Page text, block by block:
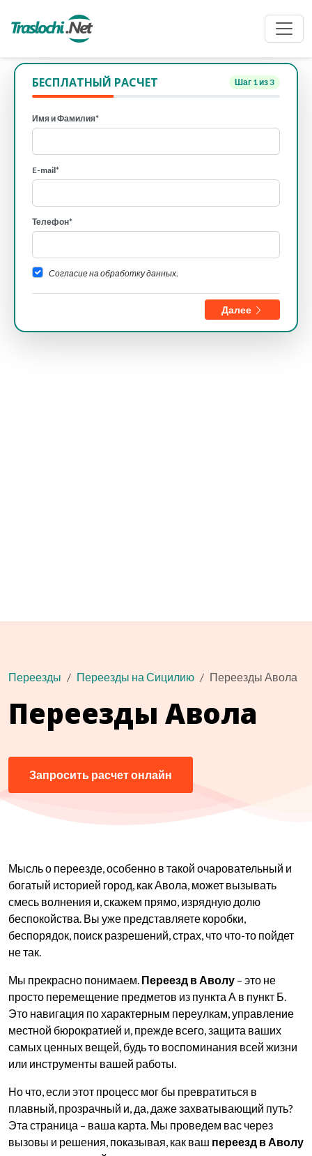
БЕСПЛАТНЫЙ РАСЧЕТ Шаг 1из 3
Имя и Фамилия*
E-mail*
Телефон*
Согласие на обработку данных.
Далее
Переезды Переезды на Сицилию Переезды Авола
Переезды Авола
Запросить расчет онлайн
Мысль о переезде, особенно в такой очаровательный и
богатый историей город, как Авола, может вызывать
смесь волнения и, скажем прямо, изрядную долю
беспокойства. Вы уже представляете коробки,
беспорядок, поиск разрешений, страх, что что-то пойдет
не так.
Мы прекрасно понимаем. Переезд в Аволу – это не
просто перемещение предметов из пункта А в пункт Б.
Это навигация по характерным переулкам, управление
местной бюрократией и, прежде всего, защита ваших
самых ценных вещей, будь то воспоминания всей жизни
или инструменты вашей работы.
Но что, если этот процесс мог бы превратиться в
плавный, прозрачный и, да, даже захватывающий путь?
Эта страница – ваша карта. Мы проведем вас через
вызовы и решения, показывая, как ваш переезд в Аволу